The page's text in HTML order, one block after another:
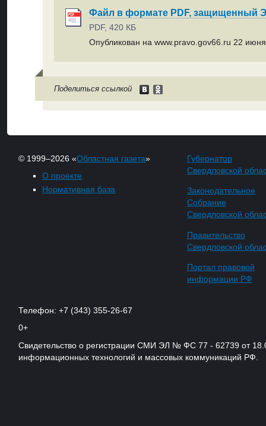
Файл в формате PDF, защищенный
PDF, 420 КБ
Опубликован на www.pravo.gov66.ru 22 июня
Поделиться ссылкой
© 1999–2026 «Областная газета»
О проекте
Нормативная база
Губернатор
Свердловской
Законодательное
Собрание
Свердловской
Правительство
Свердловской
Портал правовой
информации РФ
Телефон: +7 (343) 355-26-67
0+
Свидетельство о регистрации СМИ ЭЛ № ФС 77 - 62739 от
информационных технологий и массовых коммуникаций РФ.